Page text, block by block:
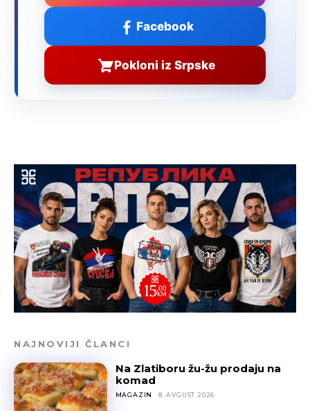
Facebook
Pokloni iz Srpske
NAJNOVIJI ČLANCI
Na Zlatiboru žu-žu prodaju na
komad
MAGAZIN 8. AVGUST 2026.